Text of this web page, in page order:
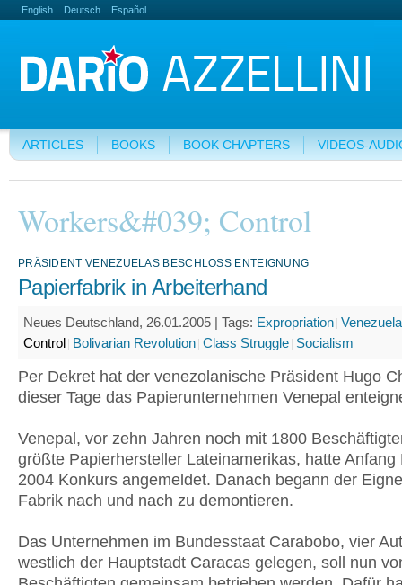
English Deutsch Español
ARTICLES BOOKS BOOK CHAPTERS VIDEOS-
Workers&#039; Control
PRÄSIDENT VENEZUELAS BESCHLOSS ENTEIGNUNG
Papierfabrik in Arbeiterhand
Neues Deutschland, 26.01.2005 | Tags: Expropriation Venezuela
Control Bolivarian Revolution Class Struggle Socialism
Per Dekret hat der venezolanische Präsident Hugo
dieser Tage das Papierunternehmen Venepal
Venepal, vor zehn Jahren noch mit 1800
größte Papierhersteller Lateinamerikas, hatte Anfang
2004 Konkurs angemeldet. Danach begann der
Fabrik nach und nach zu demontieren.
Das Unternehmen im Bundesstaat Carabobo, vier
westlich der Hauptstadt Caracas gelegen, soll nun